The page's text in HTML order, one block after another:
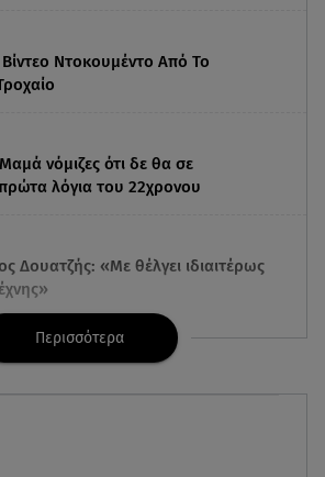
Ντοκουμέντο Από Το
νόμιζες ότι δε θα σε
λόγια του 22χρονου
Δουατζής: «Με θέλγει ιδιαιτέρως
ξυραφιού» οι συνομιλίες ΗΠΑ –
Περισσότερα